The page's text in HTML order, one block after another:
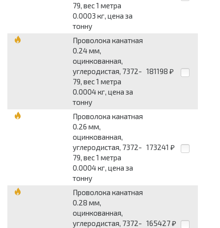
79, вес 1 метра
0.0003 кг, цена за
тонну
Проволока канатная
0.24 мм,
оцинкованная,
углеродистая, 7372-
79, вес 1 метра
0.0004 кг, цена за
тонну
181198 ₽
Проволока канатная
0.26 мм,
оцинкованная,
углеродистая, 7372-
79, вес 1 метра
0.0004 кг, цена за
тонну
173241 ₽
Проволока канатная
0.28 мм,
оцинкованная,
углеродистая, 7372- 165427 ₽